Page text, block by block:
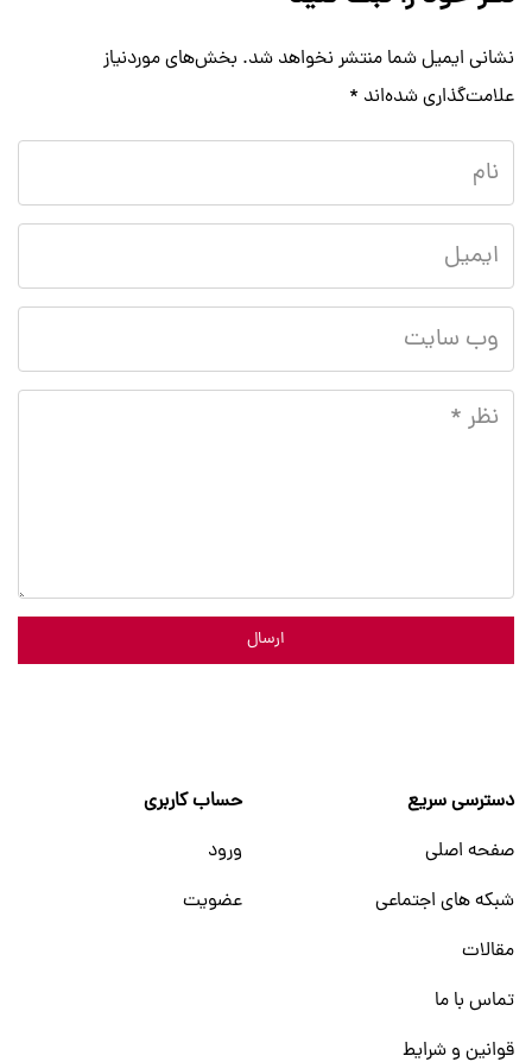
نشانی ایمیل شما منتشر نخواهد شد. بخش‌های موردنیاز
علامت‌گذاری شده‌اند *
ارسال
دسترسی سریع
صفحه اصلی
شبکه های اجتماعی
مقالات
تماس با ما
قوانین و شرایط
حساب کاربری
ورود
عضویت